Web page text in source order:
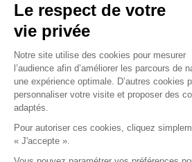
Nous contacter
alexandre.optique@yahoo.fr
04 74 89 05 92
Nous contacter